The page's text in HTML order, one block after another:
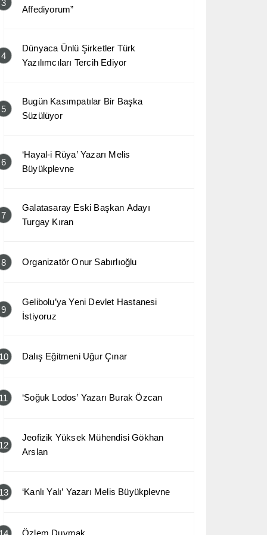
3
Affediyorum”
4
Dünyaca Ünlü Şirketler Türk
Yazılımcıları Tercih Ediyor
5
Bugün Kasımpatılar Bir Başka
Süzülüyor
6
‘Hayal-i Rüya’ Yazarı Melis
Büyükplevne
7
Galatasaray Eski Başkan Adayı
Turgay Kıran
8 Organizatör Onur Sabırlıoğlu
9
Gelibolu’ya Yeni Devlet Hastanesi
İstiyoruz
Dalış Eğitmeni Uğur Çınar
‘Soğuk Lodos’ Yazarı Burak Özcan
Jeofizik Yüksek Mühendisi Gökhan
Arslan
‘Kanlı Yalı’ Yazarı Melis Büyükplevne
Özlem Duymak